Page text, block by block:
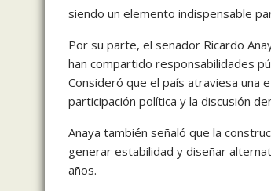
siendo un elemento indispensable
Por su parte, el senador Ricardo
han compartido responsabilidades
Consideró que el país atraviesa una
participación política y la discusión
Anaya también señaló que la
generar estabilidad y diseñar
años.